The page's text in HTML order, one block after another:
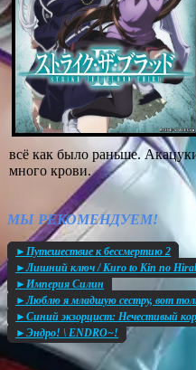
всё как было раньше.
много крови.
МЫ РЕКОМЕНДУЕМ!
►Путешествие к бессмертию 2
►Лишний ключ / Kuro to Kin no
►Империя Силин
►Люблю я младшую сестру, вот
►Синий экзорцист: Нечестивый
►Эндро! \ ENDRO~!